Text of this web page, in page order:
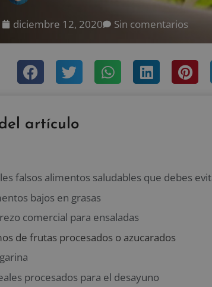
diciembre 12, 2020 Sin comentarios
artículo
falsos alimentos saludables que debes
bajos en grasas
comercial para ensaladas
de frutas procesados o azucarados
procesados para el desayuno